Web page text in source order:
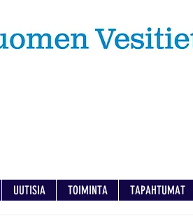
UUTISIA TOIMINTA TAPAHTUMAT